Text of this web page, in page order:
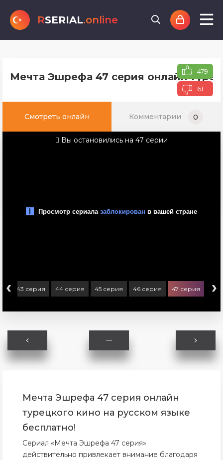
RSERIAL.online
Мечта Эшрефа 47 серия онлайн 479
61
Смотреть онлайн Комментарии 0
Вы остановились на 47 серии
‹ 43 серия 44 серия 45 серия 46 серия 47 серия ›
Мечта Эшрефа 47 серия онлайн
турецкого кино на русском языке
бесплатно!
Сериал «Мечта Эшрефа 47 серия»
действительно привлекает внимание благодаря